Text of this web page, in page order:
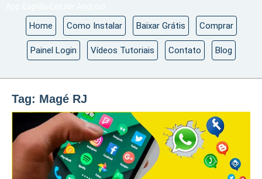
Home Como Instalar Baixar Grátis Comprar
Painel Login Vídeos Tutoriais Contato Blog
Tag: Magé RJ